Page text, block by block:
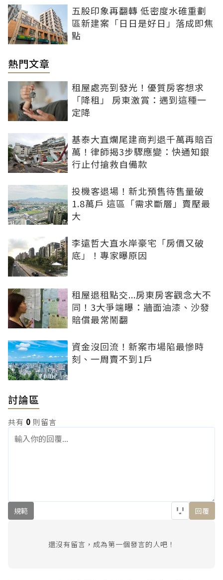
五股印象再翻轉 低密度水碓重劃
區新建案「日日是好日」落成即焦
點
熱門文章
租屋處亮到發光！優質房客想求
「降租」 房東激賞：遇到這種一
定降
基泰大直爛尾建商判退千萬再賠百
萬！律師揭3步驟應變：快通知銀
行止付搶救自備款
投機客退場！新北預售待售量破
1.8萬戶 這區「需求斷層」賣壓最
大
李遠哲大直水岸豪宅「房價又破
底」！專家曝原因
租屋退租點交...房東房客觀念大不
同！3大爭端曝：牆面油漆、沙發
賠償最常鬧翻
資金沒回流！新案市場陷最慘時
刻、一周賣不到1戶
討論區
共有 0 則留言
規範 回覆
還沒有留言，成為第一個發言的人吧！